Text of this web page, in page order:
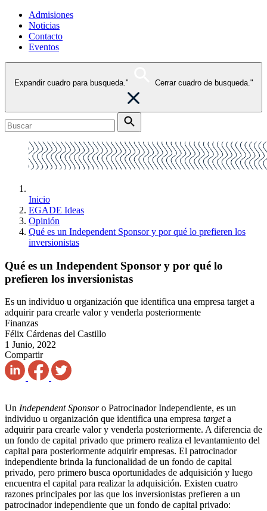
Admisiones
Noticias
Contacto
Eventos
Expandir cuadro para busqueda." Cerrar cuadro de busqueda."
Inicio
EGADE Ideas
Opinión
Qué es un Independent Sponsor y por qué lo prefieren los
inversionistas
Qué es un Independent Sponsor y por qué lo
prefieren los inversionistas
Es un individuo u organización que identifica una empresa target a
adquirir para crearle valor y venderla posteriormente
Finanzas
Félix Cárdenas del Castillo
1 Junio, 2022
Compartir
Un Independent Sponsoro Patrocinador Independiente, es un
individuo u organización que identifica una empresa targeta
adquirir para crearle valor y venderla posteriormente. A diferencia de
un fondo de capital privado que primero realiza el levantamiento del
capital para posteriormente adquirir empresas. El patrocinador
independiente brinda la funcionalidad de un fondo de capital
privado, pero primero busca oportunidades de adquisición y luego
encuentra el capital para realizar la adquisición. Existen cuatro
razones principales por las que los inversionistas prefieren a un
patrocinador independiente que un fondo de capital privado: